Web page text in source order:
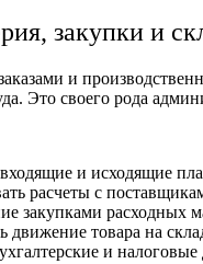
закупки и
и
Это своего рода
и исходящие
расчеты с
закупками расходных
движение товара на
и